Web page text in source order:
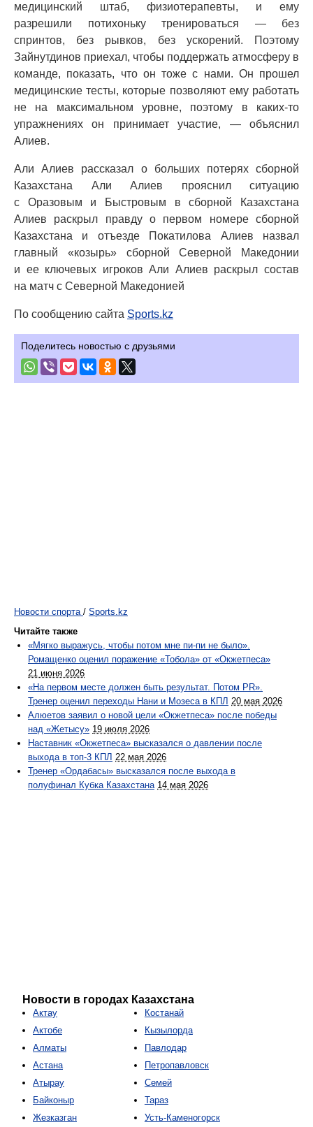
медицинский штаб, физиотерапевты, и ему
разрешили потихоньку тренироваться — без
спринтов, без рывков, без ускорений. Поэтому
Зайнутдинов приехал, чтобы поддержать атмосферу в
команде, показать, что он тоже с нами. Он прошел
медицинские тесты, которые позволяют ему работать
не на максимальном уровне, поэтому в каких-то
упражнениях он принимает участие, — объяснил
Алиев.
Али Алиев рассказал о больших потерях сборной
Казахстана Али Алиев прояснил ситуацию
с Оразовым и Быстровым в сборной Казахстана
Алиев раскрыл правду о первом номере сборной
Казахстана и отъезде Покатилова Алиев назвал
главный «козырь» сборной Северной Македонии
и ее ключевых игроков Али Алиев раскрыл состав
на матч с Северной Македонией
По сообщению сайта Sports.kz
Поделитесь новостью с друзьями
Новости спорта / Sports.kz
Читайте также
«Мягко выражусь, чтобы потом мне пи-пи не было».
Ромащенко оценил поражение «Тобола» от «Окжетпеса»
21 июня 2026
«На первом месте должен быть результат. Потом PR».
Тренер оценил переходы Нани и Мозеса в КПЛ 20 мая 2026
Алюетов заявил о новой цели «Окжетпеса» после победы
над «Жетысу» 19 июля 2026
Наставник «Окжетпеса» высказался о давлении после
выхода в топ-3 КПЛ 22 мая 2026
Тренер «Ордабасы» высказался после выхода в
полуфинал Кубка Казахстана 14 мая 2026
Новости в городах Казахстана
Актау
Актобе
Алматы
Астана
Атырау
Байконыр
Жезказган
Костанай
Кызылорда
Павлодар
Петропавловск
Семей
Тараз
Усть-Каменогорск